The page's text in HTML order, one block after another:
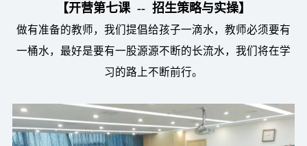
【开营第七课 -- 招生策略与实操】
做有准备的教师，我们提倡给孩子一滴水，教师必须要有
一桶水，最好是要有一股源源不断的长流水，我们将在学
习的路上不断前行。